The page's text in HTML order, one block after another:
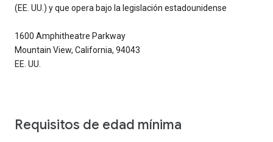
(EE. UU.) y que opera bajo la legislación estadounidense
1600 Amphitheatre Parkway
Mountain View, California, 94043
EE. UU.
Requisitos de edad mínima